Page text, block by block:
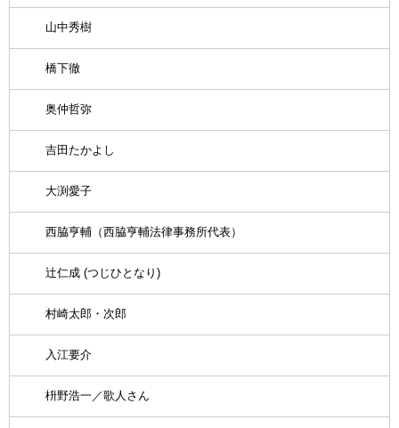
山中秀樹
橋下徹
奥仲哲弥
吉田たかよし
大渕愛子
西脇亨輔（西脇亨輔法律事務所代表）
辻仁成 (つじひとなり)
村崎太郎・次郎
入江要介
枡野浩一／歌人さん